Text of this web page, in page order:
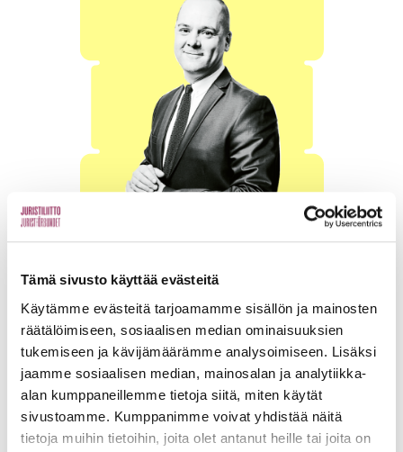
Tämä sivusto käyttää evästeitä
Käytämme evästeitä tarjoamamme sisällön ja mainosten
räätälöimiseen, sosiaalisen median ominaisuuksien
tukemiseen ja kävijämäärämme analysoimiseen. Lisäksi
jaamme sosiaalisen median, mainosalan ja analytiikka-
alan kumppaneillemme tietoja siitä, miten käytät
sivustoamme. Kumppanimme voivat yhdistää näitä
tietoja muihin tietoihin, joita olet antanut heille tai joita on
ANTTI INNANEN25.2.2026|Lukuaika: 3 minuuttia
Artikkelit ANTTI INNANEN20.5.2026 | Lukuaika: 3 minuuttia
Viihtyisä paimentolaisille
SUSANNA REINBOTH15.4.2026 | Lukuaika: 3 minuuttia
Yleinen etu unohtuu